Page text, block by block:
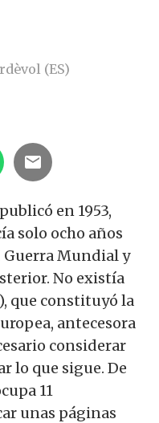
(ES)
en 1953,
solo ocho años
Mundial y
No existía
que constituyó la
antecesora
considerar
lo que sigue. De
11
unas páginas